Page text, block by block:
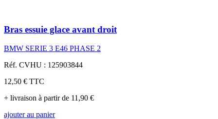
Bras essuie glace avant droit
BMW SERIE 3 E46 PHASE 2
Réf. CVHU : 125903844
12,50 € TTC
+ livraison à partir de 11,90 €
ajouter au panier